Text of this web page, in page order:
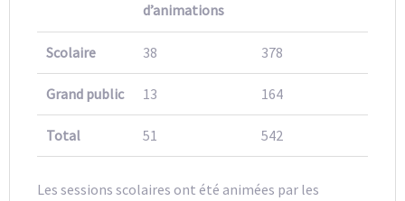
d’animations
Scolaire 38 378
Grand public 13 164
Total 51 542
Les sessions scolaires ont été animées par les